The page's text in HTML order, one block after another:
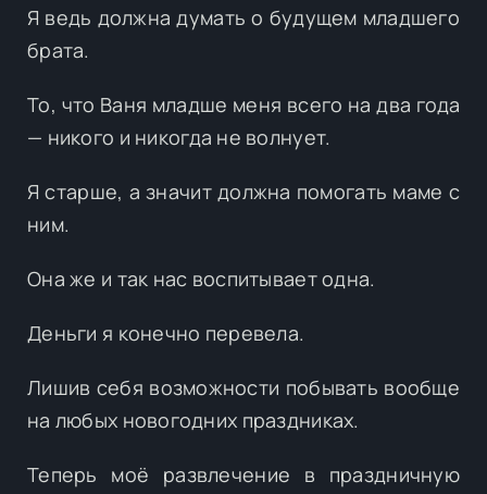
Я ведь должна думать о будущем младшего
брата.
То, что Ваня младше меня всего на два года
— никого и никогда не волнует.
Я старше, а значит должна помогать маме с
ним.
Она же и так нас воспитывает одна.
Деньги я конечно перевела.
Лишив себя возможности побывать вообще
на любых новогодних праздниках.
Теперь моё развлечение в праздничную